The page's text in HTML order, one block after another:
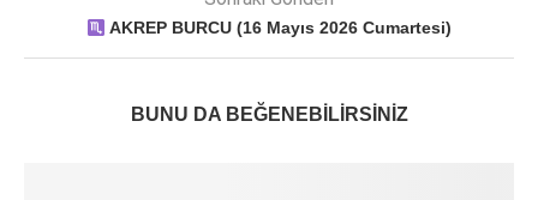
AKREP BURCU (16 Mayıs 2026 Cumartesi)
BUNU DA BEĞENEBILIRSINIZ